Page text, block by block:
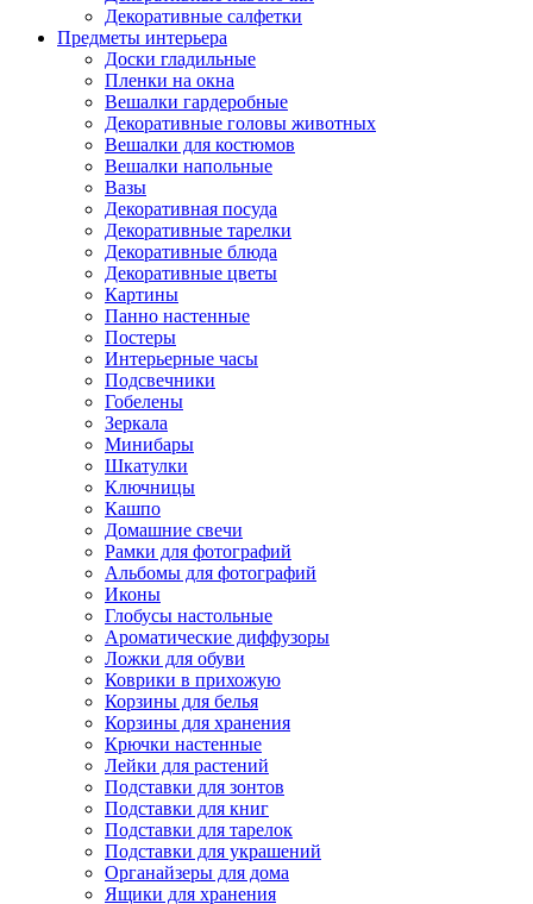
Декоративные салфетки
Предметы интерьера
Доски гладильные
Пленки на окна
Вешалки гардеробные
Декоративные головы животных
Вешалки для костюмов
Вешалки напольные
Вазы
Декоративная посуда
Декоративные тарелки
Декоративные блюда
Декоративные цветы
Картины
Панно настенные
Постеры
Интерьерные часы
Подсвечники
Гобелены
Зеркала
Минибары
Шкатулки
Ключницы
Кашпо
Домашние свечи
Рамки для фотографий
Альбомы для фотографий
Иконы
Глобусы настольные
Ароматические диффузоры
Ложки для обуви
Коврики в прихожую
Корзины для белья
Корзины для хранения
Крючки настенные
Лейки для растений
Подставки для зонтов
Подставки для книг
Подставки для тарелок
Подставки для украшений
Органайзеры для дома
Ящики для хранения